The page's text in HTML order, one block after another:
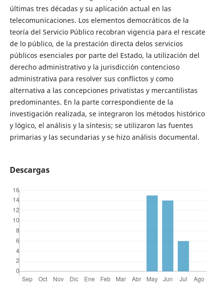
últimas tres décadas y su aplicación actual en las
telecomunicaciones. Los elementos democráticos de la
teoría del Servicio Público recobran vigencia para el rescate
de lo público, de la prestación directa delos servicios
públicos esenciales por parte del Estado, la utilización del
derecho administrativo y la jurisdicción contencioso
administrativa para resolver sus conflictos y como
alternativa a las concepciones privatistas y mercantilistas
predominantes. En la parte correspondiente de la
investigación realizada, se integraron los métodos histórico
y lógico, el análisis y la síntesis; se utilizaron las fuentes
primarias y las secundarias y se hizo análisis documental.
Descargas